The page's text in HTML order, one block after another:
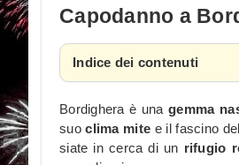
Capodanno a
Indice dei contenuti
Bordighera è unagemma
suoclima mite e il fascino
siate in cerca di un rifugio